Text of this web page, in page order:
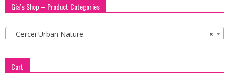
Gia’s Shop – Product Categories
×
Cercei Urban Nature
Cart